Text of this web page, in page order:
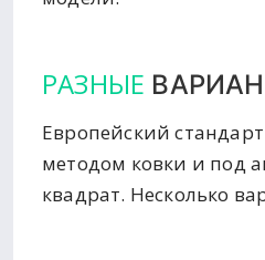
РАЗНЫЕ
Европейский
методом ковки и под
квадрат. Несколько